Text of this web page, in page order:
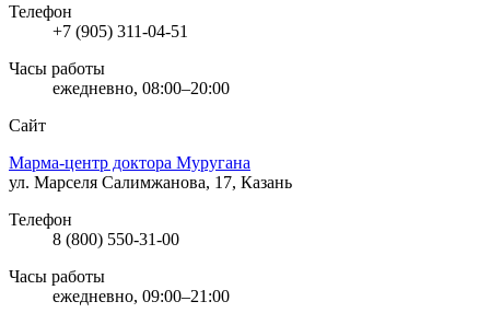
Телефон
+7 (905) 311-04-51
Часы работы
ежедневно, 08:00–20:00
Сайт
Марма-центр доктора Муругана
ул. Марселя Салимжанова, 17, Казань
Телефон
8 (800) 550-31-00
Часы работы
ежедневно, 09:00–21:00